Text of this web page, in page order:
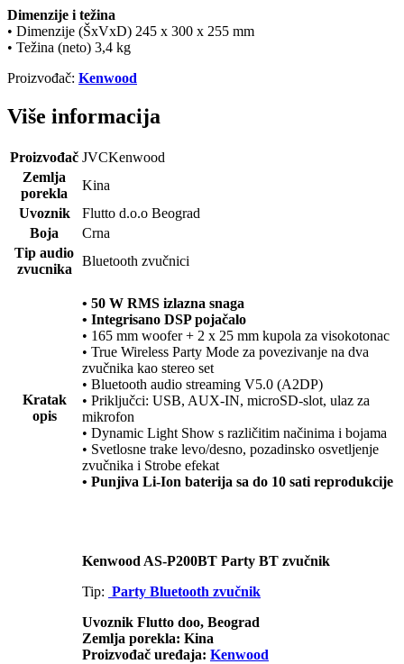
Dimenzije i težina
• Dimenzije (ŠxVxD) 245 x 300 x 255 mm
• Težina (neto) 3,4 kg
Proizvođač: Kenwood
Više informacija
Proizvođač JVCKenwood
Zemlja
porekla
Kina
Uvoznik
Flutto d.o.o Beograd
Boja
Crna
Tip audio
zvucnika
Bluetooth zvučnici
Kratak
opis
• 50 W RMS izlazna snaga
• Integrisano DSP pojačalo
• 165 mm woofer + 2 x 25 mm kupola za visokotonac
• True Wireless Party Mode za povezivanje na dva
zvučnika kao stereo set
• Bluetooth audio streaming V5.0 (A2DP)
• Priključci: USB, AUX-IN, microSD-slot, ulaz za
mikrofon
• Dynamic Light Show s različitim načinima i bojama
• Svetlosne trake levo/desno, pozadinsko osvetljenje
zvučnika i Strobe efekat
• Punjiva Li-Ion baterija sa do 10 sati reprodukcije
Kenwood AS-P200BT Party BT zvučnik
Tip: Party Bluetooth zvučnik
Uvoznik Flutto doo, Beograd
Zemlja porekla: Kina
Proizvođač uređaja: Kenwood